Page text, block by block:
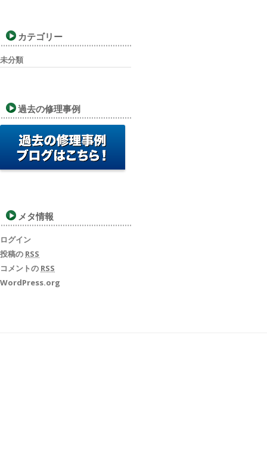
カテゴリー
未分類
過去の修理事例
メタ情報
ログイン
投稿の RSS
コメントの RSS
WordPress.org